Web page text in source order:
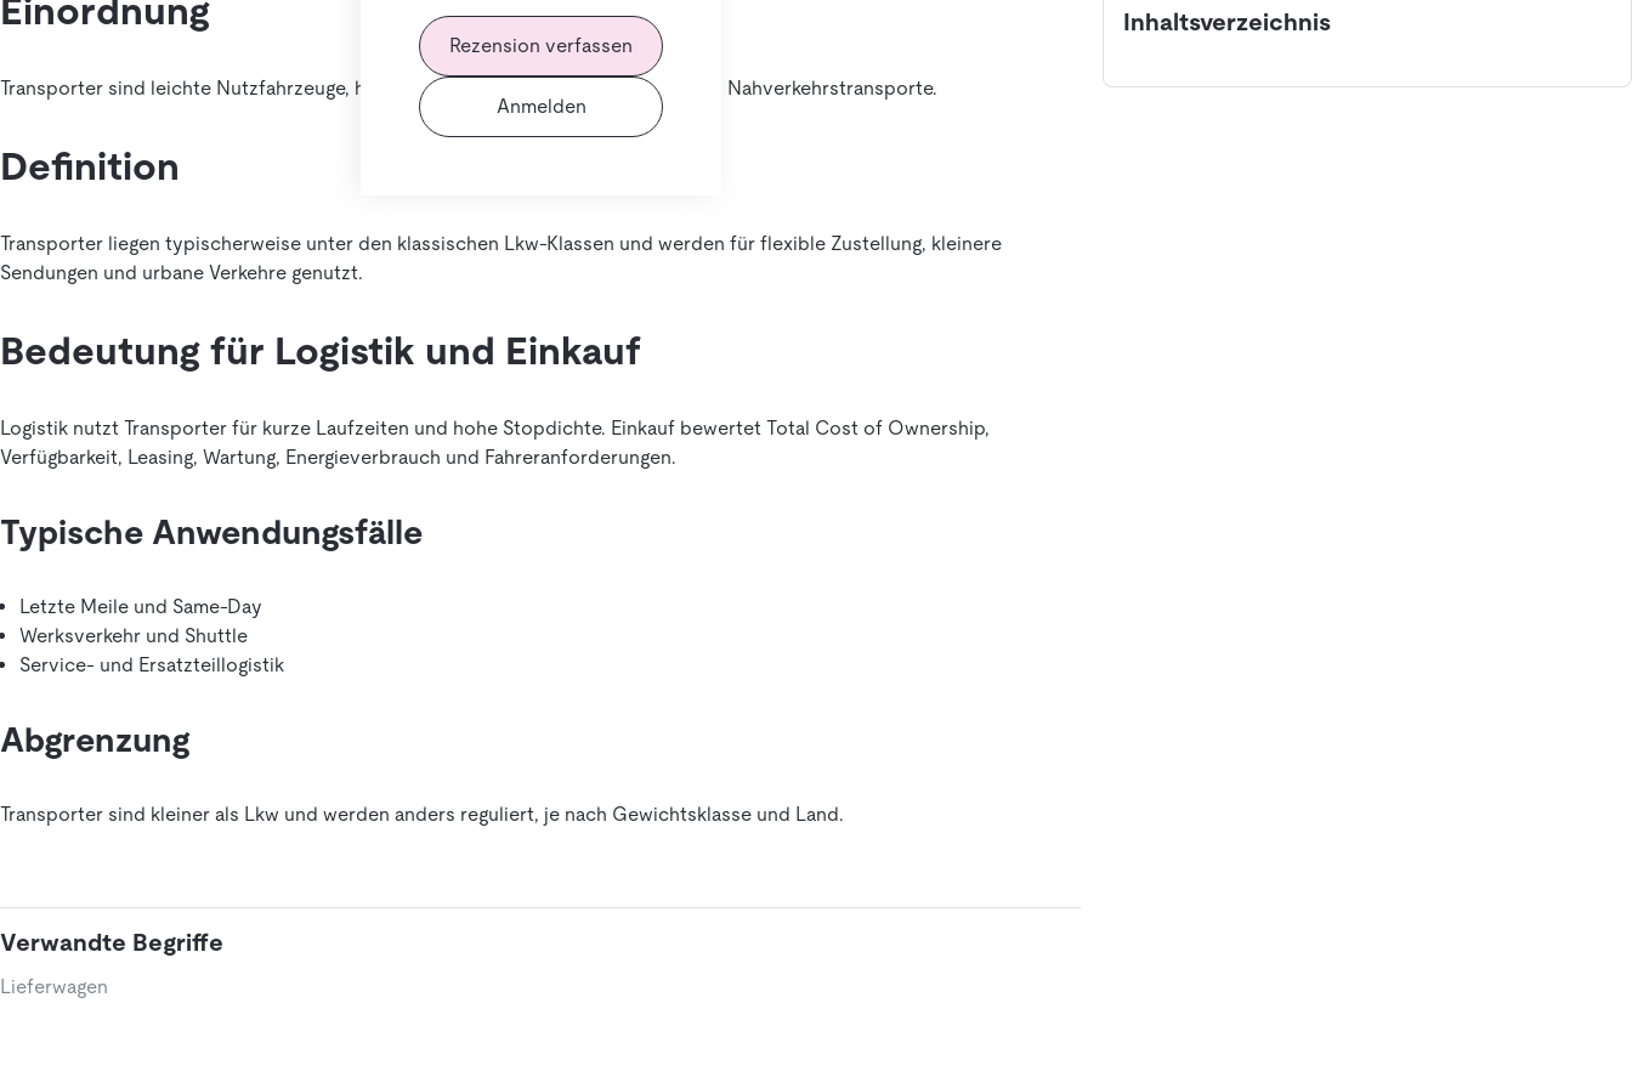
Rezension verfassen
Anmelden
Einordnung
Transporter sind leichte Nutzfahrzeuge, häufig eingesetzt für Kurier-, Express- und Nahverkehrstransporte.
Definition
Transporter liegen typischerweise unter den klassischen Lkw-Klassen und werden für flexible Zustellung, kleinere
Sendungen und urbane Verkehre genutzt.
Bedeutung für Logistik und Einkauf
Logistik nutzt Transporter für kurze Laufzeiten und hohe Stopdichte. Einkauf bewertet Total Cost of Ownership,
Verfügbarkeit, Leasing, Wartung, Energieverbrauch und Fahreranforderungen.
Typische Anwendungsfälle
Letzte Meile und Same-Day
Werksverkehr und Shuttle
Service- und Ersatzteillogistik
Abgrenzung
Transporter sind kleiner als Lkw und werden anders reguliert, je nach Gewichtsklasse und Land.
Verwandte Begriffe
Lieferwagen
Inhaltsverzeichnis